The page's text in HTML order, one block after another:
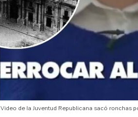
Video de la Juventud Republicana sacó ronchas